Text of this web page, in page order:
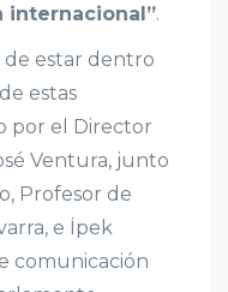
internacional”.
estar dentro
estas
por el Director
Ventura, junto
Profesor de
e İpek
comunicación